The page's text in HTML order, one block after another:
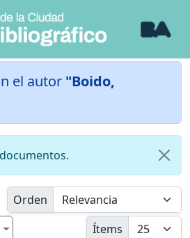
el autor "Boido,
Orden
Ítems